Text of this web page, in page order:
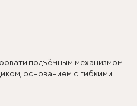
подъёмным механизмом
основанием с гибкими